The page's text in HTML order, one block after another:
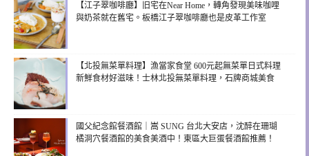
【江子翠咖啡廳】旧宅在Near Home，轉角發現美味咖哩
與奶茶就在舊宅。板橋江子翠咖啡廳也是皮革工作室
【北投無菜單料理】漁當家食堂 600元起無菜單日式料理
新鮮食材好滋味！士林北投無菜單料理，石牌商城美食
國父紀念館餐酒館｜嵩 SUNG 台北大安店，沈醉在珊瑚
橘洞穴餐酒館的美食美酒中！東區大巨蛋餐酒館推薦！